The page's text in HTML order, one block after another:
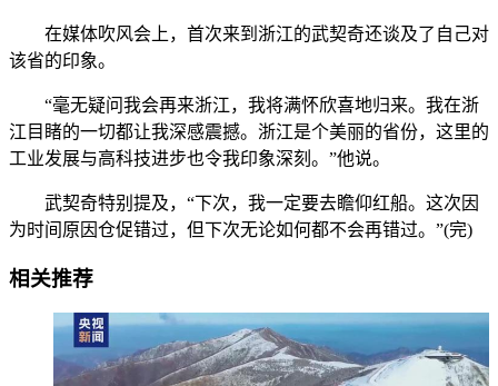
在媒体吹风会上，首次来到浙江的武契奇还谈及了自己对
该省的印象。
“毫无疑问我会再来浙江，我将满怀欣喜地归来。我在浙
江目睹的一切都让我深感震撼。浙江是个美丽的省份，这里的
工业发展与高科技进步也令我印象深刻。”他说。
武契奇特别提及，“下次，我一定要去瞻仰红船。这次因
为时间原因仓促错过，但下次无论如何都不会再错过。”(完)
相关推荐